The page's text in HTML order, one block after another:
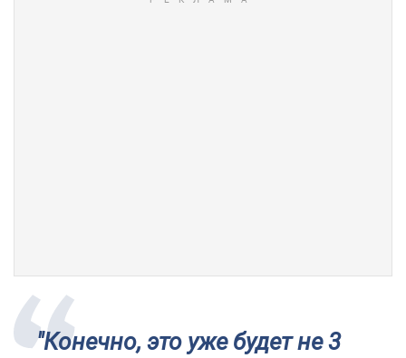
"Конечно, это уже будет не 3